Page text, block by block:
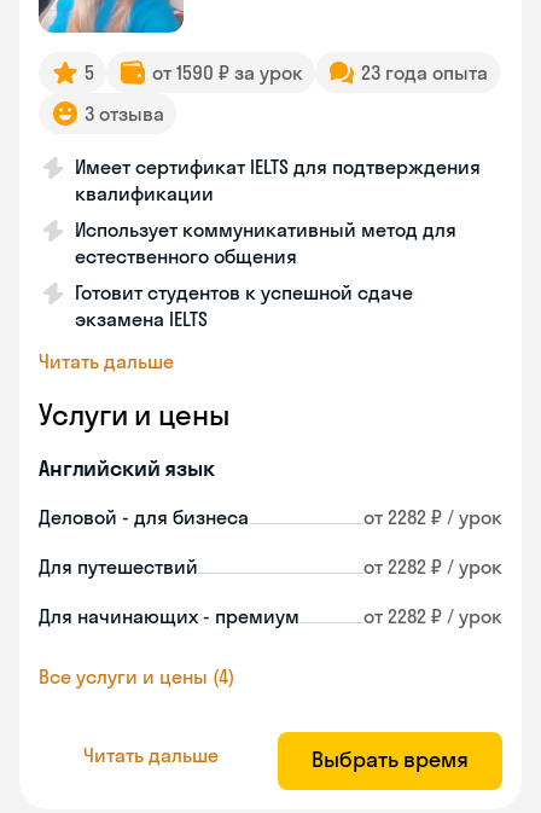
5 от 1590 ₽ за урок
23 года опыта
3 отзыва
Имеет сертификат IELTS для подтверждения
квалификации
Использует коммуникативный метод для
естественного общения
Готовит студентов к успешной сдаче
экзамена IELTS
Читать дальше
Услуги и цены
Английский язык
Деловой - для бизнеса от 2282 ₽ / урок
Для путешествий от 2282 ₽ / урок
Для начинающих - премиум от 2282 ₽ / урок
Все услуги и цены (4)
Читать дальше Выбрать время